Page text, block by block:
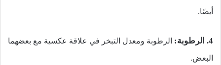
أيضًا.
4. الرطوبة: الرطوبة ومعدل التبخر في علاقة عكسية مع بعضهما
البعض.